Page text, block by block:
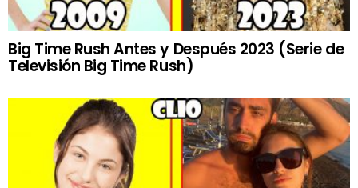
Big Time Rush Antes y Después 2023 (Serie de
Televisión Big Time Rush)